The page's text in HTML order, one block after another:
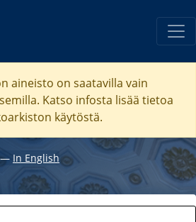
aineisto on saatavilla vain
Katso infosta lisää tietoa
käytöstä.
In English